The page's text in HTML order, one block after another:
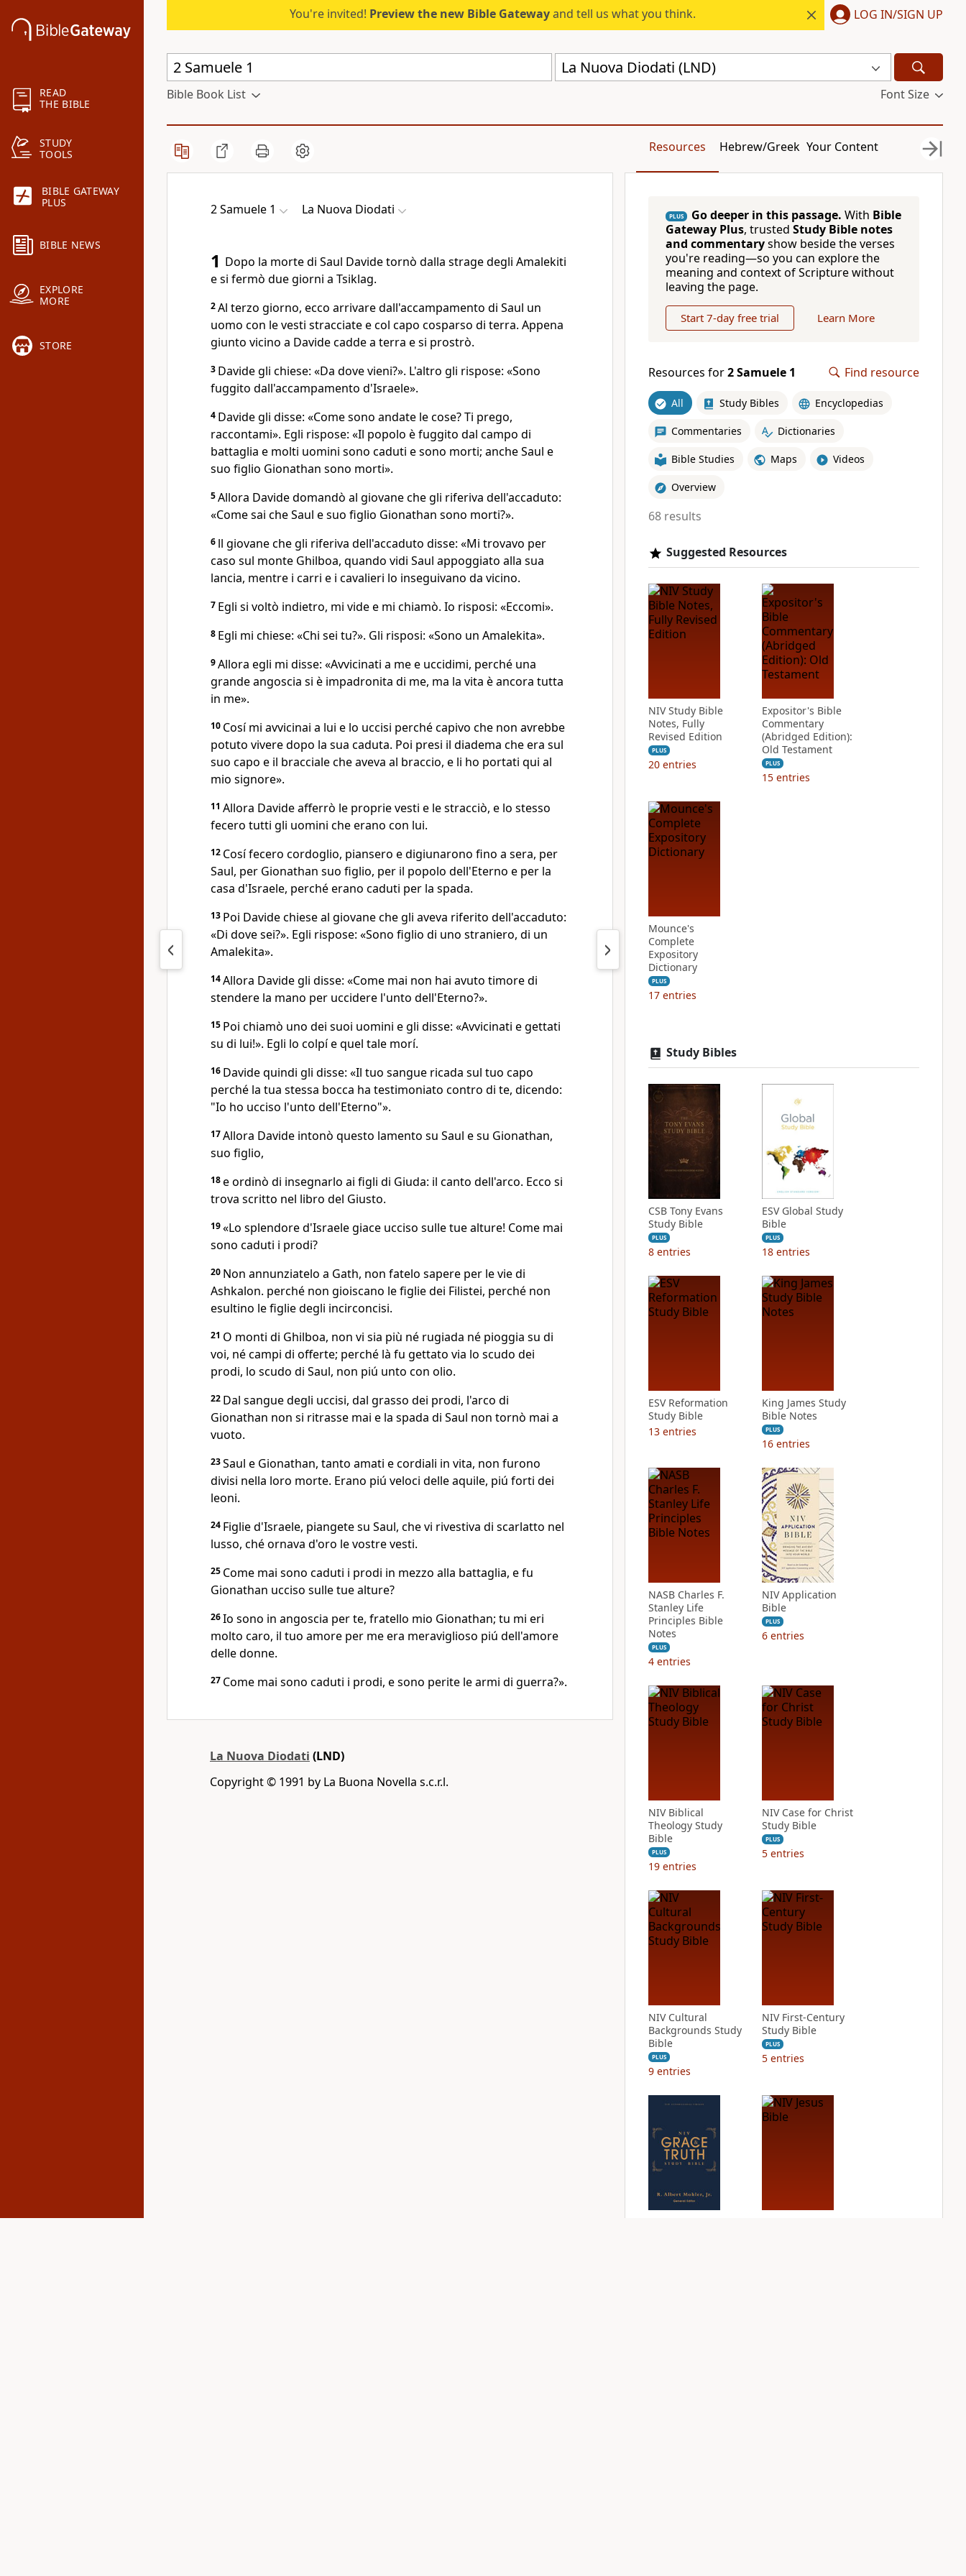
READ
THE BIBLE
STUDY
TOOLS
BIBLE GATEWAY
PLUS
BIBLE NEWS
EXPLORE
MORE
STORE
You're invited! Preview the new Bible Gatewayand tell us what you think. LOG IN/SIGN UP
La Nuova Diodati (LND)
Bible Book List Font Size
Resources Hebrew/Greek Your Content
2 Samuele 1 La Nuova Diodati
1 Dopo la morte di Saul Davide tornò dalla strage degli Amalekiti
e si fermò due giorni a Tsiklag.
2Al terzo giorno, ecco arrivare dall'accampamento di Saul un
uomo con le vesti stracciate e col capo cosparso di terra. Appena
giunto vicino a Davide cadde a terra e si prostrò.
3 Davide gli chiese: «Da dove vieni?». L'altro gli rispose: «Sono
fuggito dall'accampamento d'Israele».
4 Davide gli disse: «Come sono andate le cose? Ti prego,
raccontami». Egli rispose: «Il popolo è fuggito dal campo di
battaglia e molti uomini sono caduti e sono morti; anche Saul e
suo figlio Gionathan sono morti».
5Allora Davide domandò al giovane che gli riferiva dell'accaduto:
«Come sai che Saul e suo figlio Gionathan sono morti?».
6 ll giovane che gli riferiva dell'accaduto disse: «Mi trovavo per
caso sul monte Ghilboa, quando vidi Saul appoggiato alla sua
lancia, mentre i carri e i cavalieri lo inseguivano da vicino.
7 Egli si voltò indietro, mi vide e mi chiamò. Io risposi: «Eccomi».
8 Egli mi chiese: «Chi sei tu?». Gli risposi: «Sono un Amalekita».
9Allora egli mi disse: «Avvicinati a me e uccidimi, perché una
grande angoscia si è impadronita di me, ma la vita è ancora tutta
in me».
10 Cosí mi avvicinai a lui e lo uccisi perché capivo che non avrebbe
potuto vivere dopo la sua caduta. Poi presi il diadema che era sul
suo capo e il bracciale che aveva al braccio, e li ho portati qui al
mio signore».
11 Allora Davide afferrò le proprie vesti e le stracciò, e lo stesso
fecero tutti gli uomini che erano con lui.
12 Cosí fecero cordoglio, piansero e digiunarono fino a sera, per
Saul, per Gionathan suo figlio, per il popolo dell'Eterno e per la
casa d'Israele, perché erano caduti per la spada.
13 Poi Davide chiese al giovane che gli aveva riferito dell'accaduto:
«Di dove sei?». Egli rispose: «Sono figlio di uno straniero, di un
Amalekita».
14Allora Davide gli disse: «Come mai non hai avuto timore di
stendere la mano per uccidere l'unto dell'Eterno?».
15 Poi chiamò uno dei suoi uomini e gli disse: «Avvicinati e gettati
su di lui!». Egli lo colpí e quel tale morí.
16 Davide quindi gli disse: «Il tuo sangue ricada sul tuo capo
perché la tua stessa bocca ha testimoniato contro di te, dicendo:
"Io ho ucciso l'unto dell'Eterno"».
17Allora Davide intonò questo lamento su Saul e su Gionathan,
suo figlio,
18e ordinò di insegnarlo ai figli di Giuda: il canto dell'arco. Ecco si
trova scritto nel libro del Giusto.
19«Lo splendore d'Israele giace ucciso sulle tue alture! Come mai
sono caduti i prodi?
20 Non annunziatelo a Gath, non fatelo sapere per le vie di
Ashkalon. perché non gioiscano le figlie dei Filistei, perché non
esultino le figlie degli incirconcisi.
21 O monti di Ghilboa, non vi sia più né rugiada né pioggia su di
voi, né campi di offerte; perché là fu gettato via lo scudo dei
prodi, lo scudo di Saul, non piú unto con olio.
22 Dal sangue degli uccisi, dal grasso dei prodi, l'arco di
Gionathan non si ritrasse mai e la spada di Saul non tornò mai a
vuoto.
23Saul e Gionathan, tanto amati e cordiali in vita, non furono
divisi nella loro morte. Erano piú veloci delle aquile, piú forti dei
leoni.
24 Figlie d'Israele, piangete su Saul, che vi rivestiva di scarlatto nel
lusso, ché ornava d'oro le vostre vesti.
25 Come mai sono caduti i prodi in mezzo alla battaglia, e fu
Gionathan ucciso sulle tue alture?
26Io sono in angoscia per te, fratello mio Gionathan; tu mi eri
molto caro, il tuo amore per me era meraviglioso piú dell'amore
delle donne.
27 Come mai sono caduti i prodi, e sono perite le armi di guerra?».
La Nuova Diodati (LND)
Copyright © 1991 by La Buona Novella s.c.r.l.
PLUS Go deeper in this passage. With Bible
Gateway Plus, trusted Study Bible notes
and commentaryshow beside the verses
you're reading—so you can explore the
meaning and context of Scripture without
leaving the page.
Start 7-day free trial Learn More
Resources for2 Samuele 1 Find resource
All Study Bibles Encyclopedias
Commentaries Dictionaries
Bible Studies Maps Videos
Overview
68 results
Suggested Resources
NIV Study Bible
Notes, Fully
Revised Edition
PLUS
20 entries
Expositor's Bible
Commentary
(Abridged Edition):
Old Testament
PLUS
15 entries
Mounce's
Complete
Expository
Dictionary
PLUS
17 entries
Study Bibles
CSB Tony Evans
Study Bible
PLUS
8 entries
ESV Global Study
Bible
PLUS
18 entries
ESV Reformation
Study Bible
13 entries
King James Study
Bible Notes
PLUS
16 entries
NASB Charles F.
Stanley Life
Principles Bible
Notes
PLUS
4 entries
NIV Application
Bible
PLUS
6 entries
NIV Biblical
Theology Study
Bible
PLUS
19 entries
NIV Case for Christ
Study Bible
PLUS
5 entries
NIV Cultural
Backgrounds Study
Bible
PLUS
9 entries
NIV First-Century
Study Bible
PLUS
5 entries